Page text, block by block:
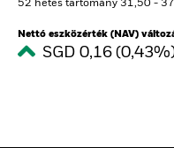
52 hetes tartomány 31,50 -
Nettó eszközérték (NAV)
SGD 0,16